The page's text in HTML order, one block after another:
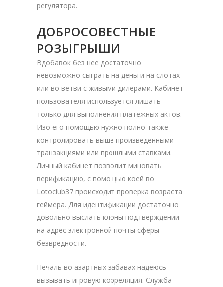
регулятора.
ДОБРОСОВЕСТНЫЕ
РОЗЫГРЫШИ
Вдобавок без нее достаточно
невозможно сыграть на деньги на слотах
или во ветви с живыми дилерами. Кабинет
пользователя используется лишать
только для выполнения платежных актов.
Изо его помощью нужно полно также
контролировать выше произведенными
транзакциями или прошлыми ставками.
Личный кабинет позволит миновать
верификацию, с помощью коей во
Lotoclub37 происходит проверка возраста
геймера. Для идентификации достаточно
довольно выслать клоны подтверждений
на адрес электронной почты сферы
безвредности.
Печаль во азартных забавах надеюсь
вызывать игровую корреляция. Служба